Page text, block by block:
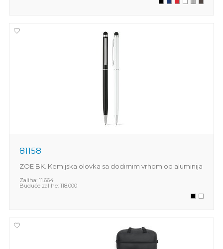
81158
ZOE BK. Kemijska olovka sa dodirnim vrhom od aluminija
Zaliha: 11.664
Buduće zalihe: 118.000